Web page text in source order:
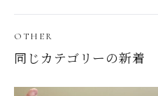
OTHER
同じカテゴリーの新着